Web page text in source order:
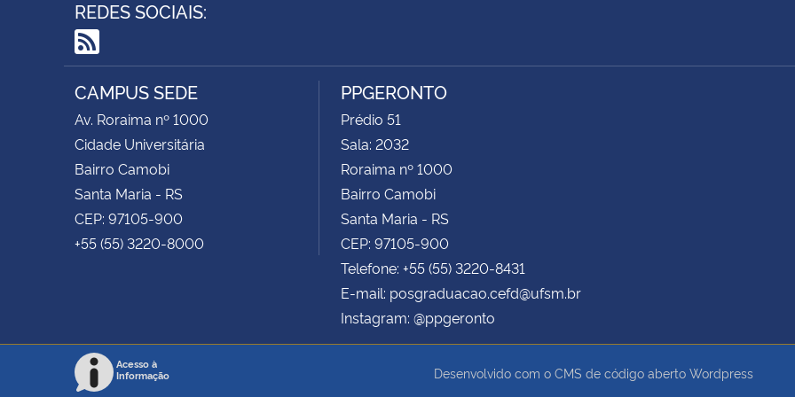
REDES SOCIAIS:
RSS
CAMPUS SEDE
Av. Roraima nº 1000
Cidade Universitária
Bairro Camobi
Santa Maria - RS
CEP: 97105-900
+55 (55) 3220-8000
PPGERONTO
Prédio 51
Sala: 2032
Roraima nº 1000
Bairro Camobi
Santa Maria - RS
CEP: 97105-900
Telefone: +55 (55) 3220-8431
E-mail: posgraduacao.cefd@ufsm.br
Instagram: @ppgeronto
Acesso à
Informação
Desenvolvido com o CMS de código aberto Wordpress